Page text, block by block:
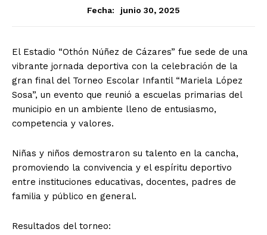
Fecha:
junio 30, 2025
El Estadio “Othón Núñez de Cázares” fue sede de una
vibrante jornada deportiva con la celebración de la
gran final del Torneo Escolar Infantil “Mariela López
Sosa”, un evento que reunió a escuelas primarias del
municipio en un ambiente lleno de entusiasmo,
competencia y valores.
Niñas y niños demostraron su talento en la cancha,
promoviendo la convivencia y el espíritu deportivo
entre instituciones educativas, docentes, padres de
familia y público en general.
Resultados del torneo: